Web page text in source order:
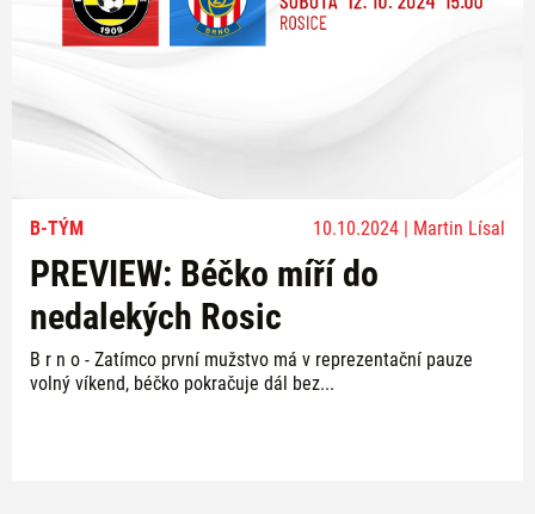
B-TÝM 10.10.2024 | Martin Lísal
PREVIEW: Béčko míří do
nedalekých Rosic
B r n o - Zatímco první mužstvo má v reprezentační pauze
volný víkend, béčko pokračuje dál bez...